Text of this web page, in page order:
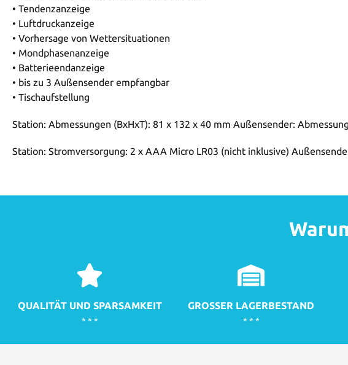
• Tendenzanzeige
• Luftdruckanzeige
• Vorhersage von Wettersituationen
• Mondphasenanzeige
• Batterieendanzeige
• bis zu 3 Außensender empfangbar
• Tischaufstellung
Station: Abmessungen (BxHxT): 81 x 132 x 40 mm Außensender:
Station: Stromversorgung: 2 x AAA Micro LR03 (nicht inklusive)
QUALITÄT UND SPARSAMKEIT
* * *
GROSSER LAGERBESTAND
* * *